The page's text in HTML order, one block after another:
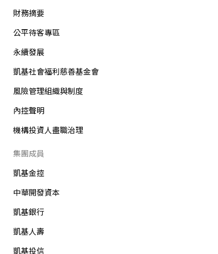
財務摘要
公平待客專區
永續發展
凱基社會福利慈善基金會
風險管理組織與制度
內控聲明
機構投資人盡職治理
集團成員
凱基金控
中華開發資本
凱基銀行
凱基人壽
凱基投信